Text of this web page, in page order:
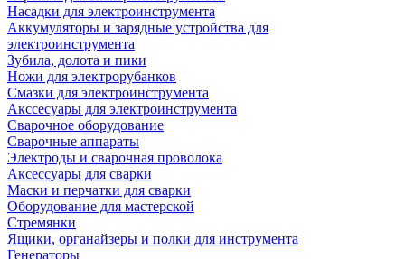
Насадки для электроинструмента
Аккумуляторы и зарядные устройства для
электроинструмента
Зубила, долота и пики
Ножи для электрорубанков
Смазки для электроинструмента
Акссесуары для электроинструмента
Сварочное оборудование
Сварочные аппараты
Электроды и сварочная проволока
Аксессуары для сварки
Маски и перчатки для сварки
Оборудование для мастерской
Стремянки
Ящики, органайзеры и полки для инструмента
Генераторы